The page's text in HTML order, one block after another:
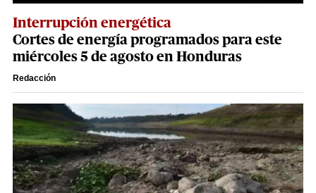
Interrupción energética
Cortes de energía programados para este
miércoles 5 de agosto en Honduras
Redacción